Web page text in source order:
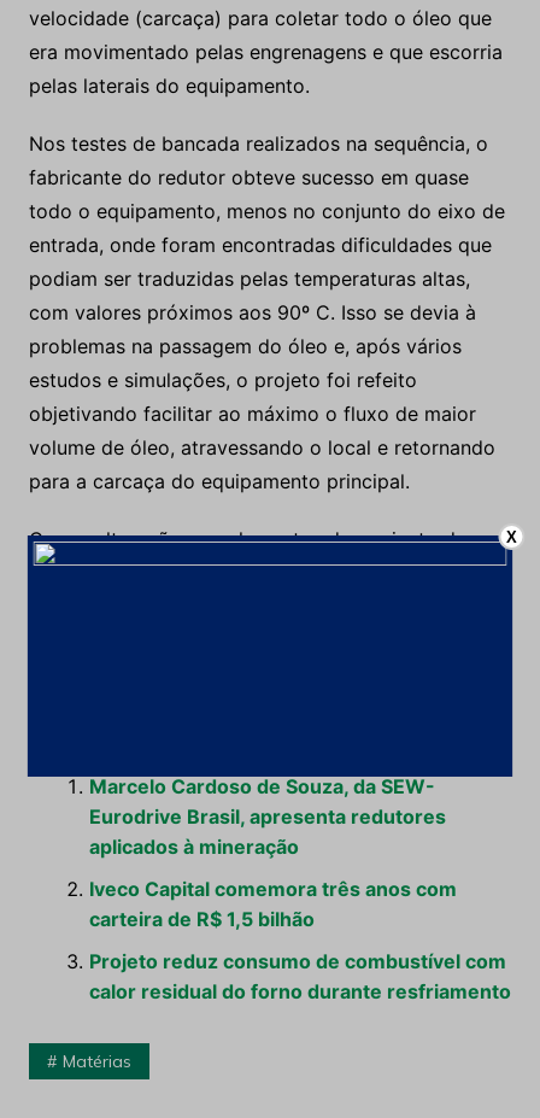
velocidade (carcaça) para coletar todo o óleo que
era movimentado pelas engrenagens e que escorria
pelas laterais do equipamento.
Nos testes de bancada realizados na sequência, o
fabricante do redutor obteve sucesso em quase
todo o equipamento, menos no conjunto do eixo de
entrada, onde foram encontradas dificuldades que
podiam ser traduzidas pelas temperaturas altas,
com valores próximos aos 90º C. Isso se devia à
problemas na passagem do óleo e, após vários
estudos e simulações, o projeto foi refeito
objetivando facilitar ao máximo o fluxo de maior
volume de óleo, atravessando o local e retornando
para a carcaça do equipamento principal.
Com a alteração, os rolamentos do conjunto do
eixo de entrada ou de “alta rotação” permaneceram
Marcelo Cardoso de Souza, da SEW-
Eurodrive Brasil, apresenta redutores
aplicados à mineração
Iveco Capital comemora três anos com
carteira de R$ 1,5 bilhão
Projeto reduz consumo de combustível com
calor residual do forno durante resfriamento
Matérias
X